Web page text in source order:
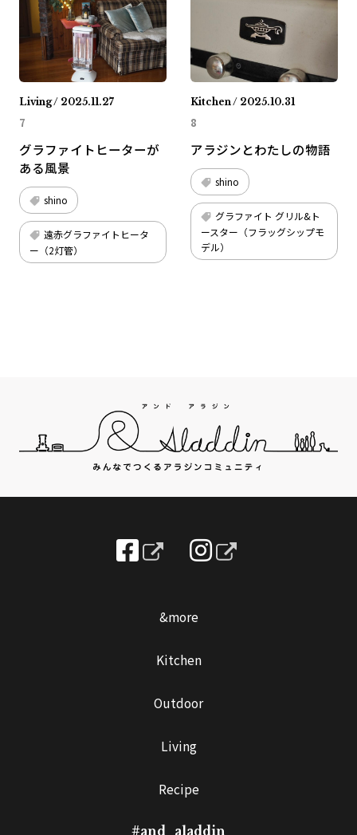
Living / 2025.11.27
7
グラファイトヒーターが
ある風景
shino
遠⾚グラファイトヒータ
ー（2灯管）
Kitchen / 2025.10.31
8
アラジンとわたしの物語
shino
グラファイト グリル&ト
ースター（フラッグシップモ
デル）
&more
Kitchen
Outdoor
Living
Recipe
#and_aladdin